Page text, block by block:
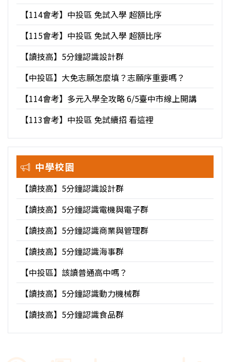
【114會考】中投區 免試入學 超額比序
【115會考】中投區 免試入學 超額比序
【讀技高】5分鐘認識設計群
【中投區】大免志願怎麼填？志願序重要嗎？
【114會考】多元入學全攻略 6/5臺中市線上開講
【113會考】中投區 免試續招 看這裡
中學校園
【讀技高】5分鐘認識設計群
【讀技高】5分鐘認識電機與電子群
【讀技高】5分鐘認識商業與管理群
【讀技高】5分鐘認識海事群
【中投區】該讀普通高中嗎？
【讀技高】5分鐘認識動力機械群
【讀技高】5分鐘認識食品群